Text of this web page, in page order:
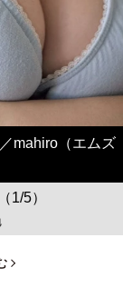
mahiro（エムズ
1/5）